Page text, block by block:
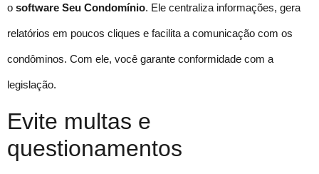
o software Seu Condomínio. Ele centraliza informações, gera
relatórios em poucos cliques e facilita a comunicação com os
condôminos. Com ele, você garante conformidade com a
legislação.
Evite multas e
questionamentos